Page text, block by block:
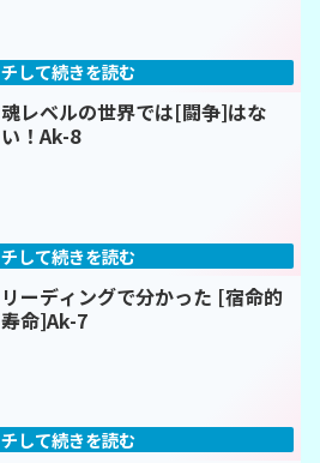
魂レベルの世界では[闘争]はな
い！Ak-8
リーディングで分かった [宿命的
寿命]Ak-7